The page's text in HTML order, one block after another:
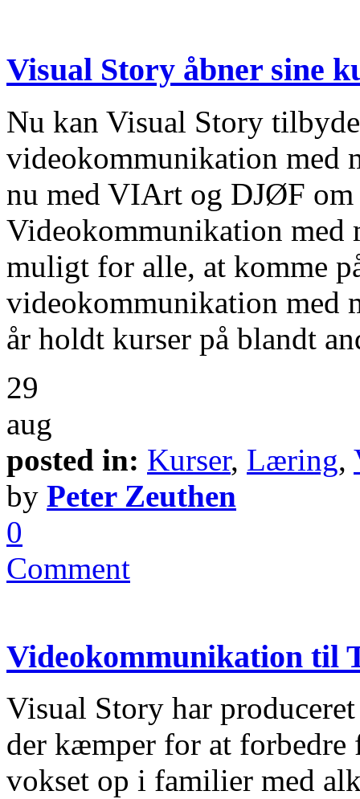
Visual Story åbner sine
Nu kan Visual Story
videokommunikation med
nu med VIArt og DJØF om
Videokommunikation med
muligt for alle, at komme
videokommunikation med
år holdt kurser på blandt
29
aug
posted in: Kurser, Læring,
by Peter Zeuthen
0
Comment
Videokommunikation til
Visual Story har
der kæmper for at forbedre
vokset op i familier med